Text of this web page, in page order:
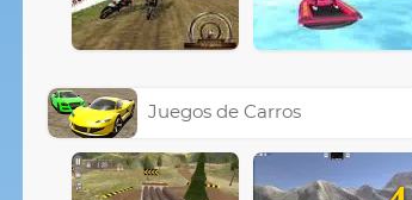
Juegos de Carros